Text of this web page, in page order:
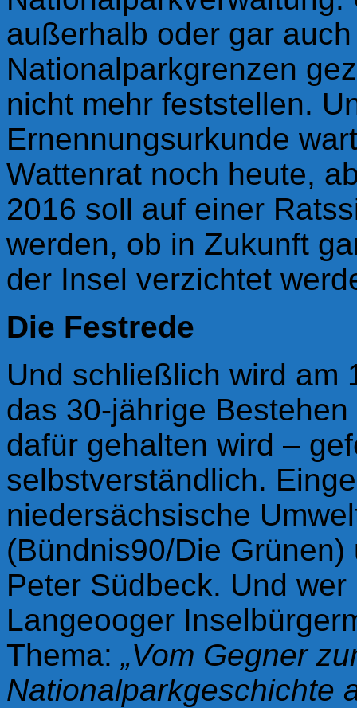
außerhalb oder gar
Nationalparkgrenzen
nicht mehr feststellen.
Ernennungsurkunde
Wattenrat noch heute,
2016 soll auf einer
werden, ob in Zukunft
der Insel verzichtet
Die Festrede
Und schließlich wird am
das 30-jährige
dafür gehalten wird –
selbstverständlich.
niedersächsische
(Bündnis90/Die
Peter Südbeck. Und
Langeooger
Thema: „Vom Gegner
Nationalparkgeschichte